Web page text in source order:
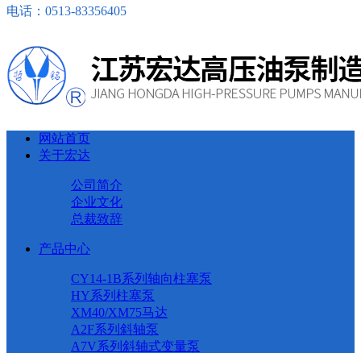
电话：0513-83356405
网站首页
关于宏达
公司简介
企业文化
总裁致辞
产品中心
CY14-1B系列轴向柱塞泵
HY系列柱塞泵
XM40/XM75马达
A2F系列斜轴泵
A7V系列斜轴式变量泵